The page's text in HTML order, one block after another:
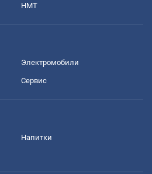
НМТ
Электромобили
Сервис
Напитки